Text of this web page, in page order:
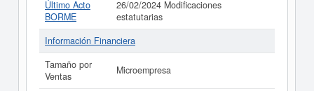
Último Acto
BORME
26/02/2024 Modificaciones
estatutarias
Información Financiera
Tamaño por
Ventas
Microempresa